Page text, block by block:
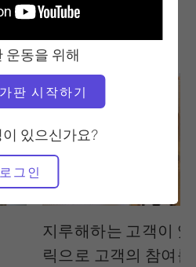
운동을 위해
판 시작하기
있으신가요?
로그인
8:45
지루해하는 고객이
릭으로 고객의 참여